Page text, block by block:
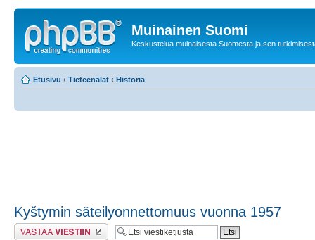
Muinainen Suomi
Keskustelua muinaisesta Suomesta ja sen
Etusivu ‹ Tieteenalat ‹ Historia
Kyštymin säteilyonnettomuus vuonna 1957
Lähetä vastaus